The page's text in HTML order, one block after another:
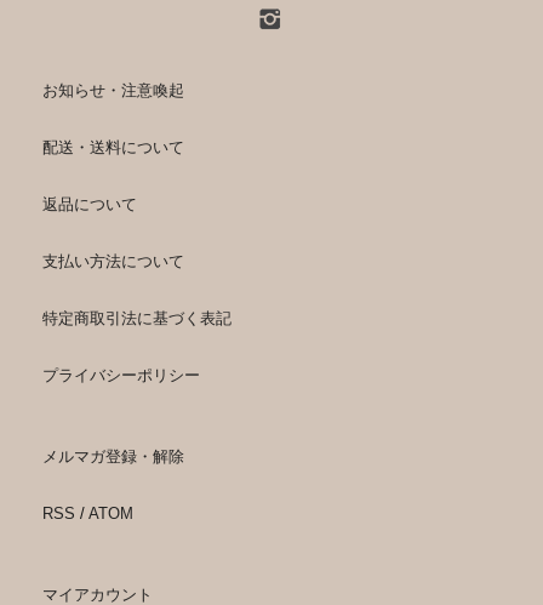
お知らせ・注意喚起
配送・送料について
返品について
支払い方法について
特定商取引法に基づく表記
プライバシーポリシー
メルマガ登録・解除
RSS / ATOM
マイアカウント